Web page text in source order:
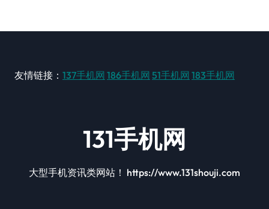
友情链接： 137手机网 186手机网 51手机网 183手机网
131手机网
大型手机资讯类网站！ https://www.131shouji.com